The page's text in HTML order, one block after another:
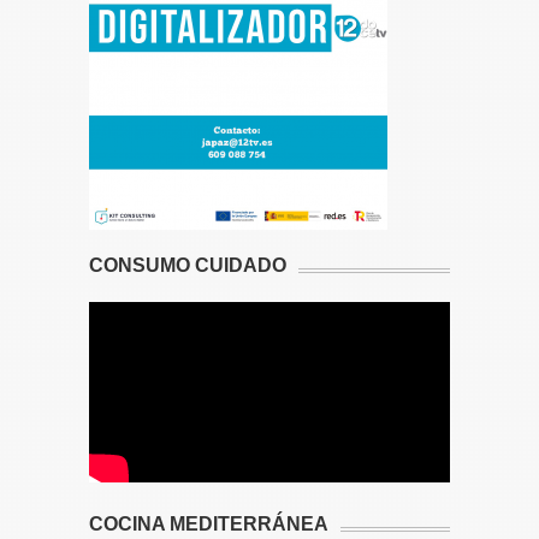
CONSUMO CUIDADO
COCINA MEDITERRÁNEA